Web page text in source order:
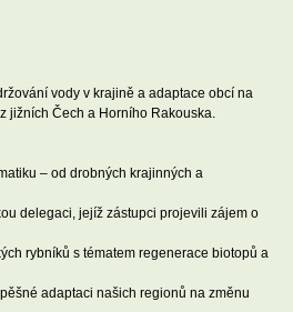
vody v krajině a adaptace obcí na
jižních Čech a Horního Rakouska.
– od drobných krajinných a
delegaci, jejíž zástupci projevili zájem o
rybníků s tématem regenerace biotopů a
adaptaci našich regionů na změnu